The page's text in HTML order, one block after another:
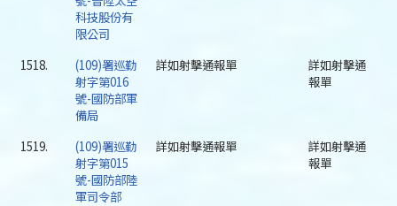
科技股份有
限公司
1518.
(109)署巡勤
射字第016
號-國防部軍
備局
詳如射擊通報單
詳如射擊通
報單
1519.
(109)署巡勤
射字第015
號-國防部陸
軍司令部
詳如射擊通報單
詳如射擊通
報單